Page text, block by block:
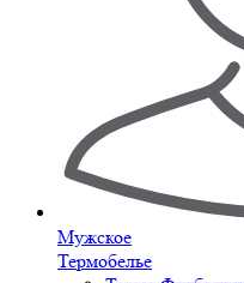
Мужское
Термобелье